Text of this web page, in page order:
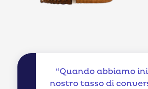
“Quando abbiamo
nostro tasso di